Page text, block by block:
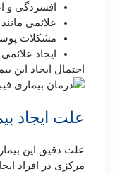
افسردگی و
علائمی
مشکلات
ایجاد
احتمال ایجاد این
علت ایجاد
علت دقیق این
مرکزی در افراد